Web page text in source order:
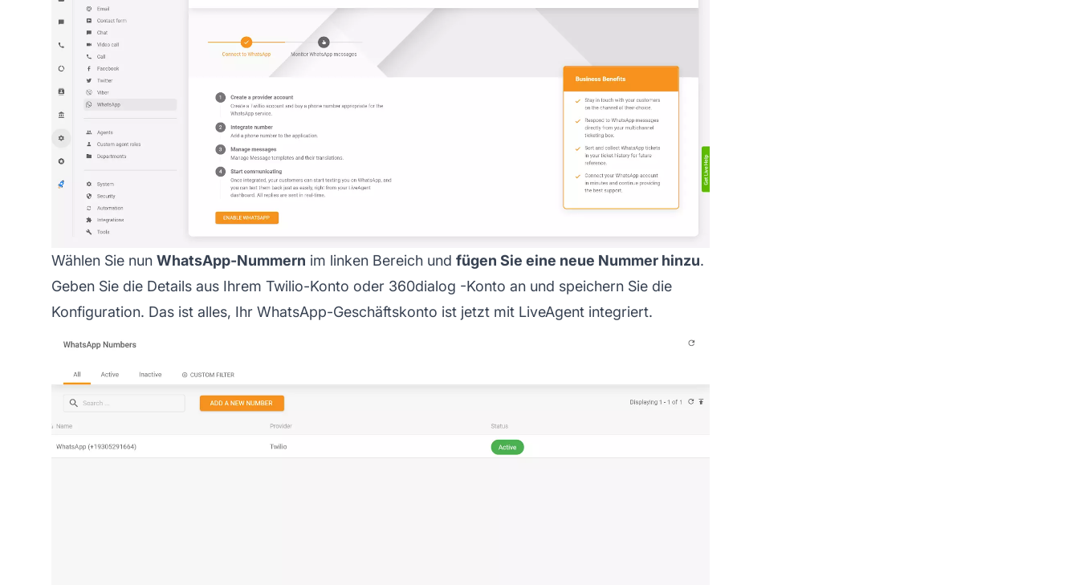
Wählen Sie nun WhatsApp-Nummern im linken Bereich und fügen Sie eine neue Nummer hinzu.
Geben Sie die Details aus Ihrem Twilio-Konto oder 360dialog -Konto an und speichern Sie die
Konfiguration. Das ist alles, Ihr WhatsApp-Geschäftskonto ist jetzt mit LiveAgent integriert.